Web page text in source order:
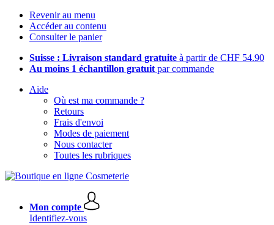
Revenir au menu
Accéder au contenu
Consulter le panier
Suisse : Livraison standard gratuite à partir de CHF 54.90
Au moins 1 échantillon gratuit par commande
Aide
Où est ma commande ?
Retours
Frais d'envoi
Modes de paiement
Nous contacter
Toutes les rubriques
Mon compte
Identifiez-vous